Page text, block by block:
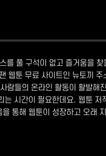
풀 구석이 없고 즐거움을
툰 무료 사이트인 뉴토끼
들의 온라인 활동이 활발해
시간이 필요한데요. 웹툰
통해 웹툰이 성장하고 오래